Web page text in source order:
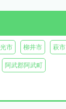
光市 柳井市 萩市
阿武郡阿武町